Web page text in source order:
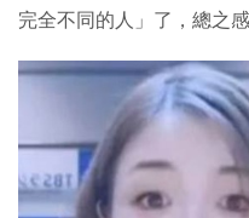
完全不同的人」了，總之